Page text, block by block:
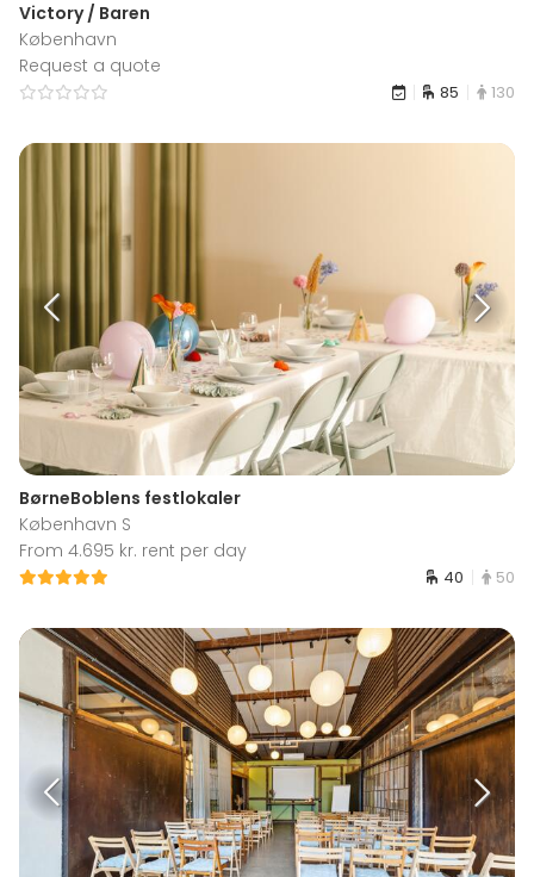
Victory / Baren
København
Request a quote
85 130
BørneBoblens festlokaler
København S
From 4.695 kr. rent per day
40 50